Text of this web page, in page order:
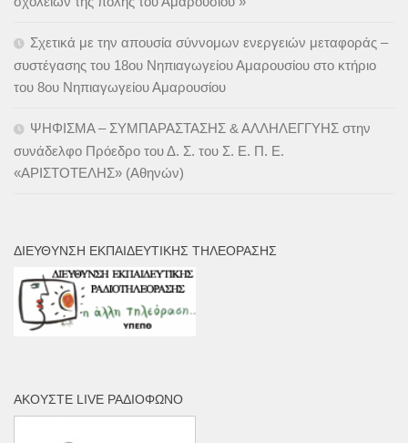
Σχετικά με την απουσία σύννομων ενεργειών μεταφοράς –
συστέγασης του 18ου Νηπιαγωγείου Αμαρουσίου στο κτήριο
του 8ου Νηπιαγωγείου Αμαρουσίου
ΨΗΦΙΣΜΑ – ΣΥΜΠΑΡΑΣΤΑΣΗΣ & ΑΛΛΗΛΕΓΓΥΗΣ στην
συνάδελφο Πρόεδρο του Δ. Σ. του Σ. Ε. Π. Ε.
«ΑΡΙΣΤΟΤΕΛΗΣ» (Αθηνών)
ΔΙΕΎΘΥΝΣΗ ΕΚΠΑΙΔΕΥΤΙΚΉΣ ΤΗΛΕΌΡΑΣΗΣ
ΑΚΟΎΣΤΕ LIVE ΡΑΔΙΌΦΩΝΟ